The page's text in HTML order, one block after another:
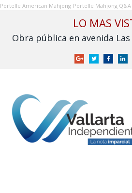
Portelle American Mahjong Portelle Mahjong Q&A
LO MAS
GoogleTwitterFacebook